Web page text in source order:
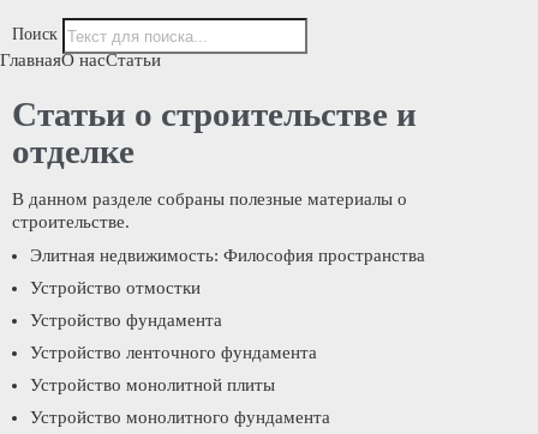
Поиск
ГлавнаяО насСтатьи
Статьи о строительстве и
отделке
В данном разделе собраны полезные материалы о
строительстве.
Элитная недвижимость: Философия пространства
Устройство отмостки
Устройство фундамента
Устройство ленточного фундамента
Устройство монолитной плиты
Устройство монолитного фундамента